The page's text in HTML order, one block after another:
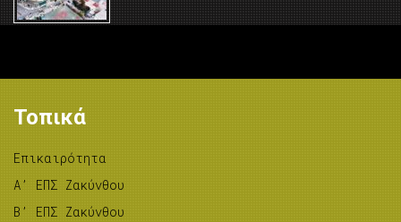
Τοπικά
Επικαιρότητα
A’ ΕΠΣ Ζακύνθου
B’ ΕΠΣ Ζακύνθου